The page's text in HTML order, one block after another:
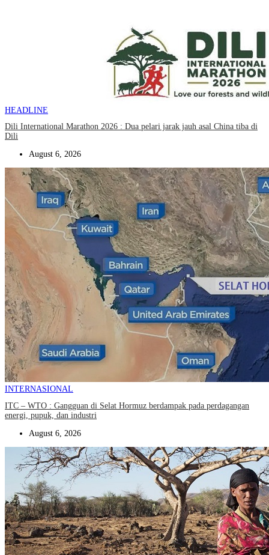
HEADLINE
Dili International Marathon 2026 : Dua pelari jarak jauh asal China tiba di
Dili
August 6, 2026
INTERNASIONAL
ITC – WTO : Gangguan di Selat Hormuz berdampak pada perdagangan
energi, pupuk, dan industri
August 6, 2026